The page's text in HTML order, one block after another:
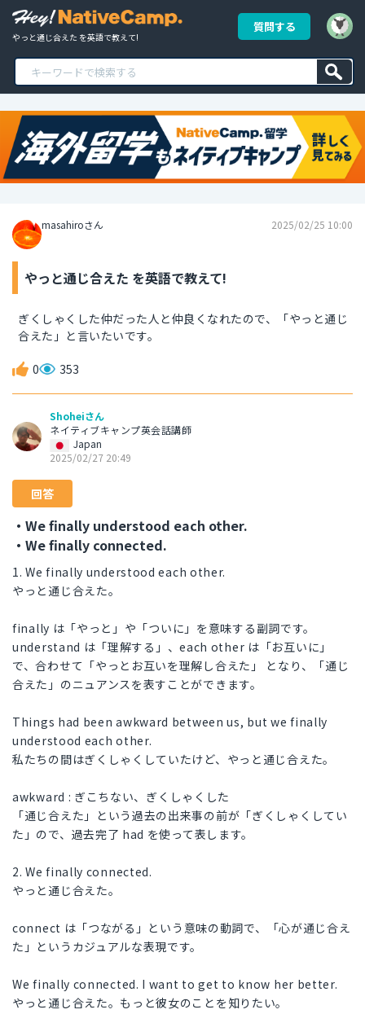
やっと通じ合えた を英語で教えて!
質問する
masahiroさん 2025/02/25 10:00
やっと通じ合えた を英語で教えて!
ぎくしゃくした仲だった人と仲良くなれたので、「やっと通じ
合えた」と言いたいです。
0 353
Shoheiさん
ネイティブキャンプ英会話講師
Japan
2025/02/27 20:49
回答
・We finally understood each other.
・We finally connected.
1. We finally understood each other.
やっと通じ合えた。
finally は「やっと」や「ついに」を意味する副詞です。
understand は「理解する」、each other は「お互いに」
で、合わせて「やっとお互いを理解し合えた」 となり、「通じ
合えた」のニュアンスを表すことができます。
Things had been awkward between us, but we finally
understood each other.
私たちの間はぎくしゃくしていたけど、やっと通じ合えた。
awkward : ぎこちない、ぎくしゃくした
「通じ合えた」という過去の出来事の前が「ぎくしゃくしてい
た」ので、過去完了 had を使って表します。
2. We finally connected.
やっと通じ合えた。
connect は「つながる」という意味の動詞で、「心が通じ合え
た」というカジュアルな表現です。
We finally connected. I want to get to know her better.
やっと通じ合えた。もっと彼女のことを知りたい。